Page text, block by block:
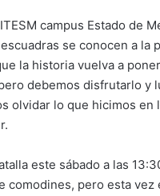
campus Estado de
se conocen a la
la historia vuelva a
debemos disfrutarlo y
olvidar lo que hicimos en
este sábado a las
pero esta vez